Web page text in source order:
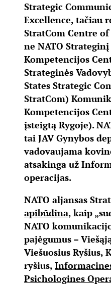
Strategic
Excellence, tačiau
StratCom Centre
ne NATO
Kompetencijos
Strateginės
States Strategic
StratCom)
Kompetencijos
įsteigtą Rygoje).
tai JAV Gynybos
vadovaujama
atsakinga už
operacijas.
NATO aljansas
apibūdina, kaip
NATO
pajėgumus –
Viešuosius Ryšius,
ryšius,
Psichologines